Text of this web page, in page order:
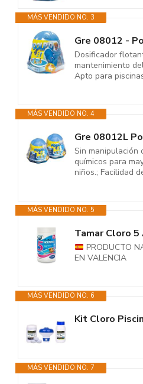
MÁS VENDIDO NO. 3
Dosificador
mantenimiento
Apto para
MÁS VENDIDO NO. 4
Sin manipulación
químicos para
niños.; Facilidad
MÁS VENDIDO NO. 5
PRODUCTO
EN VALENCIA
MÁS VENDIDO NO. 6
MÁS VENDIDO NO. 7